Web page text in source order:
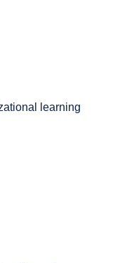
learning